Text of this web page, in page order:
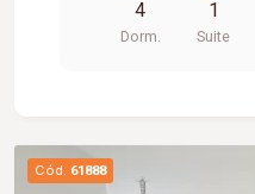
iluminação, lavanderia,
cozinha, dispensa,
plantas, banco de carro
4
Dorm.
1
Suite
Cód. 61888